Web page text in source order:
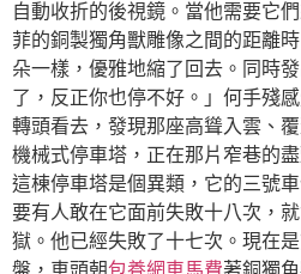
自動收折的後視鏡。當他需要它
菲的銅製獨角獸雕像之間的距離
朵一樣，優雅地縮了回去。同時
了，反正你也停不好。」何手殘
轉頭看去，發現那座高聳入雲、
機械式停車塔，正在那片窄巷的
這棟停車塔是個異類，它的三號
要有人敢在它面前失敗十八次，
獄。他已經失敗了十七次。現在
盤，車頭朝包養網車馬費著銅獨